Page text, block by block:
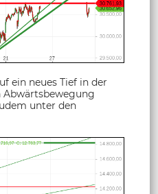
ein neues Tief in der
unter den